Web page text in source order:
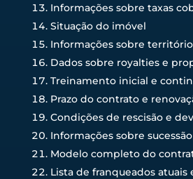
Informações sobre taxas
Situação do imóvel
Informações sobre
Dados sobre royalties e
Treinamento inicial e
Prazo do contrato e
Condições de rescisão e
Informações sobre sucessão
Modelo completo do
Lista de franqueados atuais